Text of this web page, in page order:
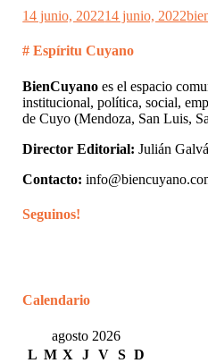
14 junio, 202214 junio, 2022
# Espíritu Cuyano
BienCuyano es el espacio
institucional, política, social,
de Cuyo (Mendoza, San Luis,
Director Editorial: Julián
Contacto:
Seguinos!
Calendario
agosto 2026
L M X J V S D